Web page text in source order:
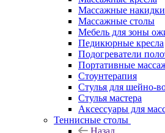
Массажные накидки
Массажные столы
Мебель для зоны
Педикюрные кресла
Подогреватели
Портативные
Стоунтерапия
Стулья для шейно-
Стулья мастера
Аксессуары для
Теннисные столы
Назад